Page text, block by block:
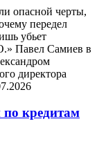
опасной черты,
передел
убьет
Павел Самиев в
директора
по кредитам